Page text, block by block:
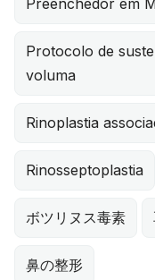
Protocolo de
voluma
Rinoplastia
Rinosseptoplastia
ボツリヌス毒素
鼻の整形